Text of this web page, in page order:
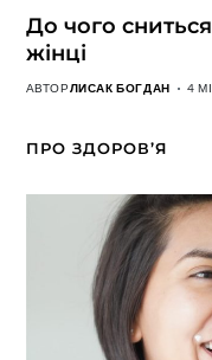
До чого
жінці
АВТОРЛИСАК БОГДАН 4
ПРО ЗДОРОВ’Я